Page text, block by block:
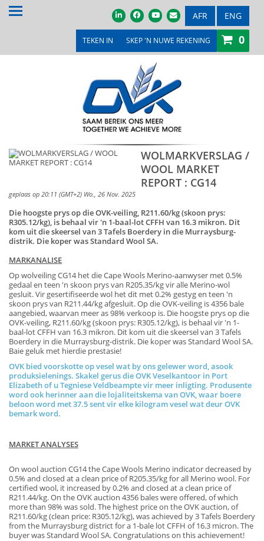
AFR ENG
TEKEN IN SKEP 'N NUWE REKENING 0
TUIS
PROMOSIES & KOMPETISIES
VEILINGS & TENDERS
LOOPBANE
LEDE
KONTAK ONS
WOLMARKVERSLAG /
WOOL MARKET
REPORT : CG14
geplaas op 20:11 (GMT+2) Wo., 26 Nov. 2025
Die hoogste prys op die OVK-veiling, R211.60/kg (skoon prys:
R305.12/kg), is behaal vir 'n 1-baal-lot CFFH van 16.3 mikron. Dit
kom uit die skeersel van 3 Tafels Boerdery in die Murraysburg-
distrik. Die koper was Standard Wool SA.
MARKANALISE
Op wolveiling CG14 het die Cape Wools Merino-aanwyser met 0.5%
gedaal en teen 'n skoon prys van R205.35/kg vir alle Merino-wol
gesluit. Vir gesertifiseerde wol het dit met 0.2% gestyg en teen 'n
skoon prys van R211.44/kg afgesluit. Op die OVK-veiling is 4356 bale
aangebied, waarvan meer as 98% verkoop is. Die hoogste prys op die
OVK-veiling, R211.60/kg (skoon prys: R305.12/kg), is behaal vir 'n 1-
baal-lot CFFH van 16.3 mikron. Dit kom uit die skeersel van 3 Tafels
Boerdery in die Murraysburg-distrik. Die koper was Standard Wool SA.
Baie geluk met hierdie prestasie!
OVK bied voorskotte op vesel wat by ons gelewer word, asook
produksielenings. Skakel gerus die OVK Veselkantoor in Port
Elizabeth of u Tegniese Veldbeampte vir meer inligting. Produsente
word ook herinner aan die lojaliteitskema van OVK, waar boere
beloon word met 37.5 sent vir elke kilogram vesel wat deur OVK
bemark word.
MARKET ANALYSES
On wool auction CG14 the Cape Wools Merino indicator decreased by
0.5% and closed at a clean price of R205.35/kg for all Merino wool. For
certified wool, it increased by 0.2% and closed at a clean price of
R211.44/kg. On the OVK auction 4356 bales were offered, of which
more than 98% was sold. The highest price on the OVK auction, of
R211.60/kg (clean price: R305.12/kg), was achieved by 3 Tafels Boerdery
from the Murraysburg district for a 1-bale lot CFFH of 16.3 micron. The
buyer was Standard Wool SA. Congratulations on this achievement!